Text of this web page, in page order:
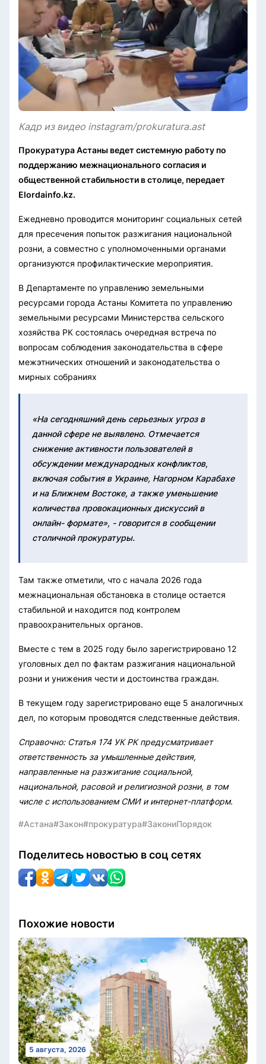
Кадр из видео instagram/prokuratura.ast
Прокуратура Астаны ведет системную работу по
поддержанию межнационального согласия и
общественной стабильности в столице, передает
Elordainfo.kz.
Ежедневно проводится мониторинг социальных сетей
для пресечения попыток разжигания национальной
розни, а совместно с уполномоченными органами
организуются профилактические мероприятия.
В Департаменте по управлению земельными
ресурсами города Астаны Комитета по управлению
земельными ресурсами Министерства сельского
хозяйства РК состоялась очередная встреча по
вопросам соблюдения законодательства в сфере
межэтнических отношений и законодательства о
мирных собраниях
«На сегодняшний день серьезных угроз в
данной сфере не выявлено. Отмечается
снижение активности пользователей в
обсуждении международных конфликтов,
включая события в Украине, Нагорном Карабахе
и на Ближнем Востоке, а также уменьшение
количества провокационных дискуссий в
онлайн- формате», - говорится в сообщении
столичной прокуратуры.
Там также отметили, что с начала 2026 года
межнациональная обстановка в столице остается
стабильной и находится под контролем
правоохранительных органов.
Вместе с тем в 2025 году было зарегистрировано 12
уголовных дел по фактам разжигания национальной
розни и унижения чести и достоинства граждан.
В текущем году зарегистрировано еще 5 аналогичных
дел, по которым проводятся следственные действия.
Справочно: Статья 174 УК РК предусматривает
ответственность за умышленные действия,
направленные на разжигание социальной,
национальной, расовой и религиозной розни, в том
числе с использованием СМИ и интернет-платформ.
#Астана#Закон#прокуратура#ЗакониПорядок
Поделитесь новостью в соц сетях
Похожие новости
5 августа, 2026